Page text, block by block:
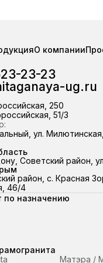
Крым,
точно в
О компании
23-23
ug.ru
250
51/3
ул. Милютинская,
Советский район,
район, с. Красная
46/4
по назначению
Матэра /